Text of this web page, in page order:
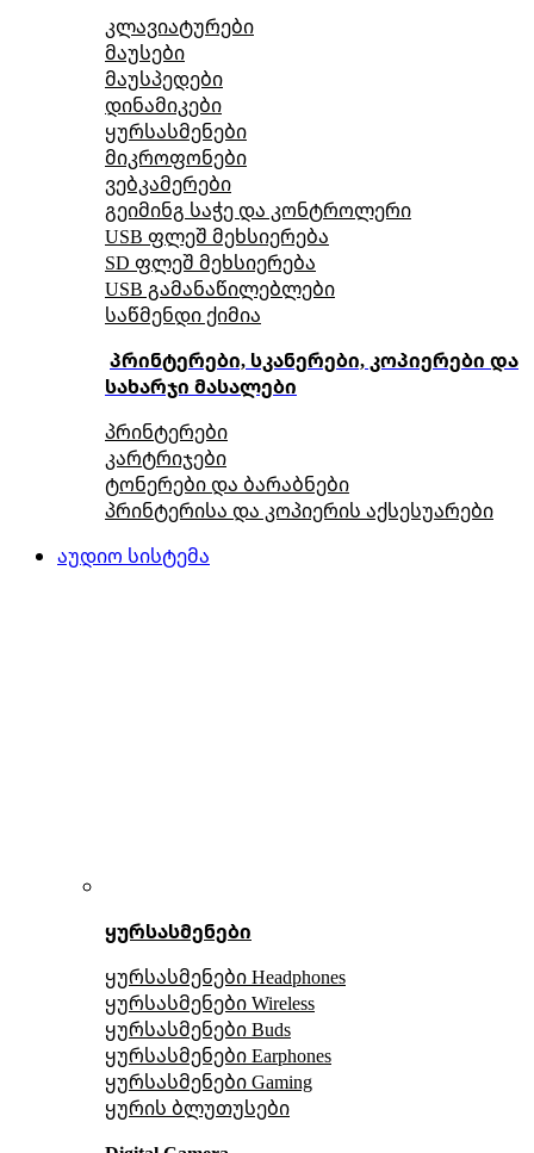
კლავიატურები
მაუსები
მაუსპედები
დინამიკები
ყურსასმენები
მიკროფონები
ვებკამერები
გეიმინგ საჭე და კონტროლერი
USB ფლეშ მეხსიერება
SD ფლეშ მეხსიერება
USB გამანაწილებლები
საწმენდი ქიმია
პრინტერები, სკანერები, კოპიერები და
სახარჯი მასალები
პრინტერები
კარტრიჯები
ტონერები და ბარაბნები
პრინტერისა და კოპიერის აქსესუარები
აუდიო სისტემა
ყურსასმენები
ყურსასმენები Headphones
ყურსასმენები Wireless
ყურსასმენები Buds
ყურსასმენები Earphones
ყურსასმენები Gaming
ყურის ბლუთუსები